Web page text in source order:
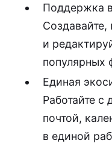
Поддержка
Создавайте,
и
популярных
Единая
Работайте с
почтой,
в единой